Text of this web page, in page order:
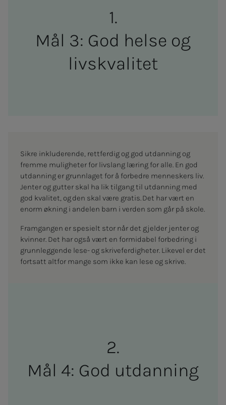
Mål 3: God helse og
livs­­­kva­­­li­­­tet
Mål 4: God ut­­­dan­­­ning
Sikre inkluderende, rettferdig og god utdanning og
fremme muligheter for livslang læring for alle. En god
utdanning er grunnlaget for å forbedre menneskers liv.
Jenter og gutter skal ha lik tilgang til utdanning med
god kvalitet, og den skal være gratis. Det har vært en
enorm økning i andelen barn i verden som går på skole.
Framgangen er spesielt stor når det gjelder jenter og
kvinner. Det har også vært en formidabel forbedring i
grunnleggende lese- og skriveferdigheter. Likevel er det
fortsatt altfor mange som ikke kan lese og skrive.